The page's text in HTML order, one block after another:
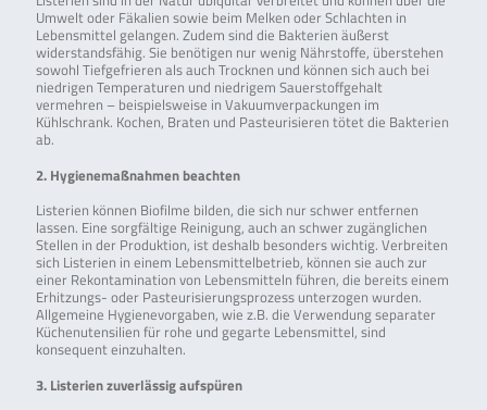
Umwelt oder Fäkalien sowie beim Melken oder Schlachten in
Lebensmittel gelangen. Zudem sind die Bakterien äußerst
widerstandsfähig. Sie benötigen nur wenig Nährstoffe, überstehen
sowohl Tiefgefrieren als auch Trocknen und können sich auch bei
niedrigen Temperaturen und niedrigem Sauerstoffgehalt
vermehren – beispielsweise in Vakuumverpackungen im
Kühlschrank. Kochen, Braten und Pasteurisieren tötet die Bakterien
ab.
2. Hygienemaßnahmen beachten
Listerien können Biofilme bilden, die sich nur schwer entfernen
lassen. Eine sorgfältige Reinigung, auch an schwer zugänglichen
Stellen in der Produktion, ist deshalb besonders wichtig. Verbreiten
sich Listerien in einem Lebensmittelbetrieb, können sie auch zur
einer Rekontamination von Lebensmitteln führen, die bereits einem
Erhitzungs- oder Pasteurisierungsprozess unterzogen wurden.
Allgemeine Hygienevorgaben, wie z.B. die Verwendung separater
Küchenutensilien für rohe und gegarte Lebensmittel, sind
konsequent einzuhalten.
3. Listerien zuverlässig aufspüren